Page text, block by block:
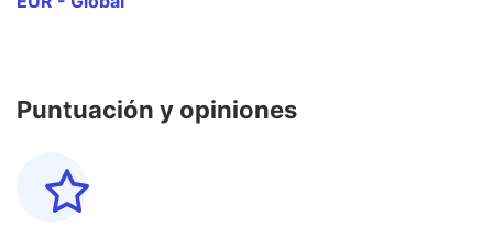
Puntuación y opiniones